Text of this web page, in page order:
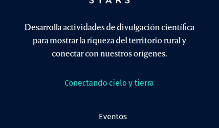
Desarrolla actividades de divulgación científica
para mostrar la riqueza del territorio rural y
conectar con nuestros orígenes.
Conectando cielo y tierra
eventos